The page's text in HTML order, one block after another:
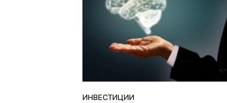
ИНВЕСТИЦИИ